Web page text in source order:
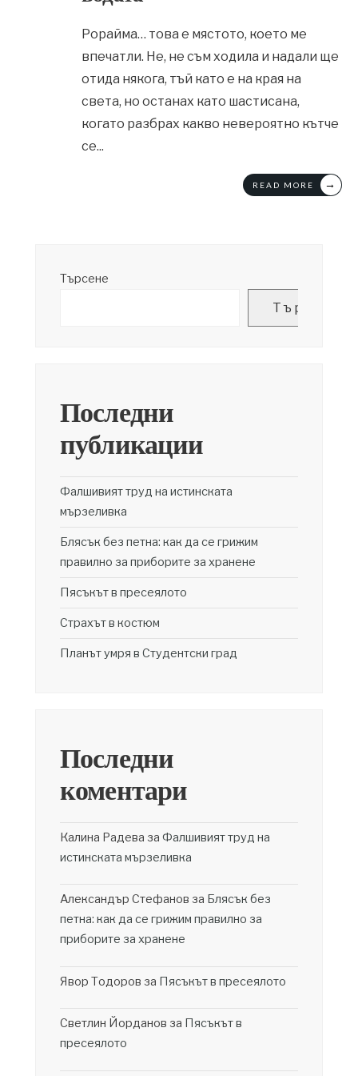
Рорайма… това е мястото, което ме
впечатли. Не, не съм ходила и надали ще
отида някога, тъй като е на края на
света, но останах като шастисана,
когато разбрах какво невероятно кътче
се...
READ MORE →
Търсене
Търсене
Последни
публикации
Фалшивият труд на истинската
мързеливка
Блясък без петна: как да се грижим
правилно за приборите за хранене
Пясъкът в пресеялото
Страхът в костюм
Планът умря в Студентски град
Последни
коментари
Калина Радева за Фалшивият труд на
истинската мързеливка
Александър Стефанов за Блясък без
петна: как да се грижим правилно за
приборите за хранене
Явор Тодоров за Пясъкът в пресеялото
Светлин Йорданов за Пясъкът в
пресеялото